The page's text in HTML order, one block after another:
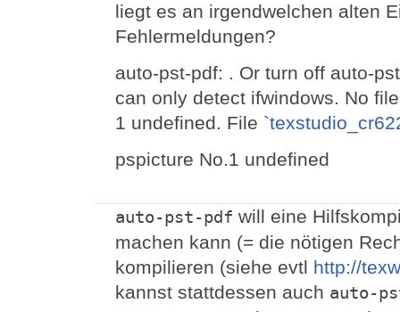
liegt es an irgendwelchen alten
Fehlermeldungen?
auto-pst-pdf: . Or turn off auto-
can only detect ifwindows. No
1 undefined. File `
pspicture No.1 undefined
auto-pst-pdf will eine
machen kann (= die nötigen
kompilieren (siehe evtl http://
kannst stattdessen auch auto-